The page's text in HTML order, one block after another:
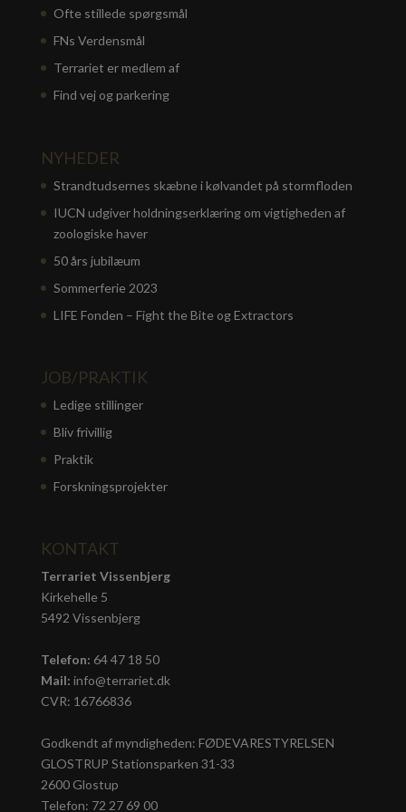
Ofte stillede spørgsmål
FNs Verdensmål
Terrariet er medlem af
Find vej og parkering
NYHEDER
Strandtudsernes skæbne i kølvandet på stormfloden
IUCN udgiver holdningserklæring om vigtigheden af
zoologiske haver
50 års jubilæum
Sommerferie 2023
LIFE Fonden – Fight the Bite og Extractors
JOB/PRAKTIK
Ledige stillinger
Bliv frivillig
Praktik
Forskningsprojekter
KONTAKT
Terrariet Vissenbjerg
Kirkehelle 5
5492 Vissenbjerg
Telefon: 64 47 18 50
Mail: info@terrariet.dk
CVR: 16766836
Godkendt af myndigheden: FØDEVARESTYRELSEN
GLOSTRUP Stationsparken 31-33
2600 Glostup
Telefon: 72 27 69 00